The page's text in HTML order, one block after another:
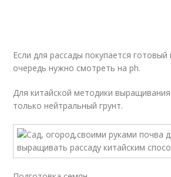
Если для рассады покупается
очередь нужно смотреть на ph.
Для китайской методики
только нейтральный грунт.